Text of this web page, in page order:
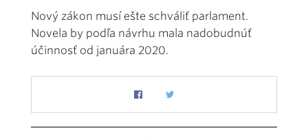
Nový zákon musí ešte schváliť parlament.
Novela by podľa návrhu mala nadobudnúť
účinnosť od januára 2020.